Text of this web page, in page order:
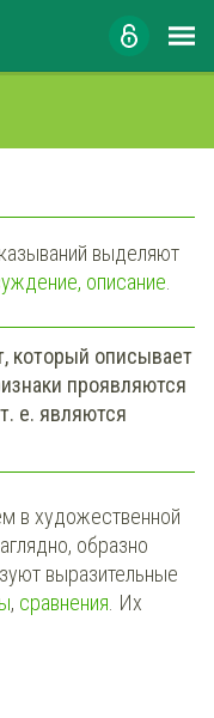
выделяют
описание
который описывает
проявляются
е. являются
в художественной
образно
выразительные
, сравнения . Их